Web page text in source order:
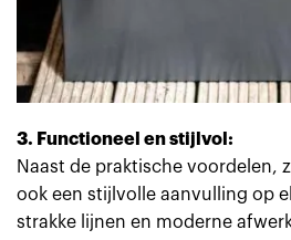
3. Functioneel en stijlvol:
Naast de praktische voordelen,
ook een stijlvolle aanvulling op
strakke lijnen en moderne